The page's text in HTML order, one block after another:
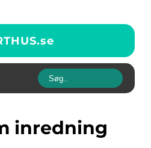
se
inredning